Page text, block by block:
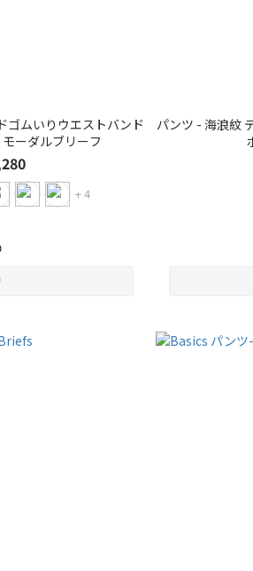
ゴムいりウエストバンド
ーダルブリーフ
+ 4
パンツ - 海浪紋 デジタルプリント メンズ 3D立体ポーチ